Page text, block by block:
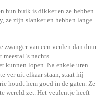
hun buik is dikker en ze hebben
ze zijn slanker en hebben lange
zwanger van een veulen dan
meestal 's nachts
kunnen lopen. Na enkele uren
ver uit elkaar staan, staat hij
houdt hem goed in de gaten. Ze
wereld zet. Het veulentje heeft